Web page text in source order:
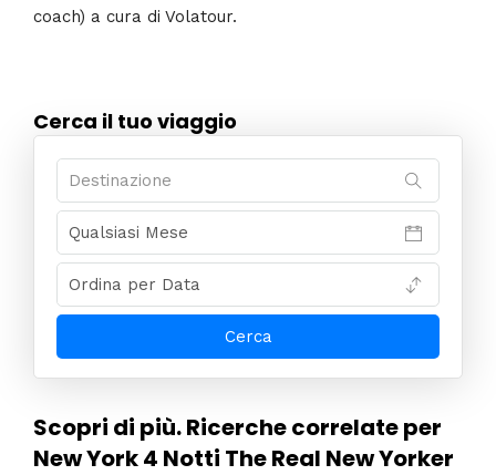
coach) a cura di Volatour.
Cerca il tuo viaggio
Scopri di più. Ricerche correlate per
New York 4 Notti The Real New Yorker